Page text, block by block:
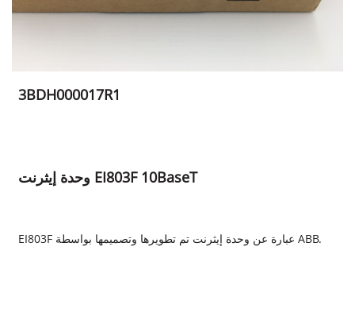
3BDH000017R1
وحدة إيثرنت EI803F 10BaseT
EI803F عبارة عن وحدة إيثرنت تم تطويرها وتصميمها بواسطة ABB.